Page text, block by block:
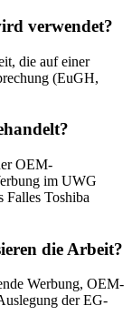
verwendet?
die auf einer
(EuGH,
OEM-
im UWG
Falles Toshiba
die Arbeit?
Werbung, OEM-
der EG-